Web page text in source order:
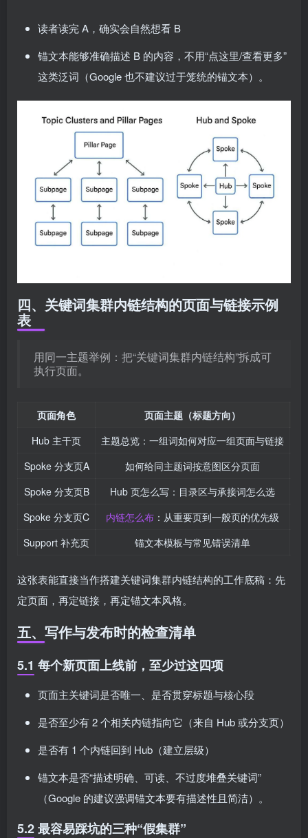
读者读完 A，确实会自然想看 B
锚文本能够准确描述 B 的内容，不用“点这里/查看更多”
这类泛词（Google 也不建议过于笼统的锚文本）。
四、关键词集群内链结构的页面与链接示例
表
用同一主题举例：把“关键词集群内链结构”拆成可
执行页面。
页面角色
页面主题（标题方向）
Hub 主干页
主题总览：一组词如何对应一组页面与链接
Spoke 分支页A
如何给同主题词按意图区分页面
Spoke 分支页B
Hub 页怎么写：目录区与承接词怎么选
Spoke 分支页C
内链怎么布 ：从重要页到一般页的优先级
Support 补充页
锚文本模板与常见错误清单
这张表能直接当作搭建关键词集群内链结构的工作底稿：先
定页面，再定链接，再定锚文本风格。
五、写作与发布时的检查清单
5.1 每个新页面上线前，至少过这四项
页面主关键词是否唯一、是否贯穿标题与核心段
是否至少有 2 个相关内链指向它（来自 Hub 或分支页）
是否有 1 个内链回到 Hub（建立层级）
锚文本是否“描述明确、可读、不过度堆叠关键词”
（Google 的建议强调锚文本要有描述性且简洁）。
5.2 最容易踩坑的三种“假集群”